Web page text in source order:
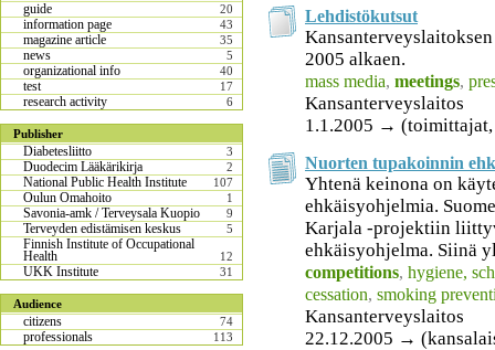
guide 20
information page 43
magazine article 35
news 5
organizational info 40
test 17
research activity 6
Publisher
Diabetesliitto 3
Duodecim Lääkärikirja 2
National Public Health Institute 107
Oulun Omahoito 1
Savonia-amk / Terveysala Kuopio 9
Terveyden edistämisen keskus 5
Finnish Institute of Occupational
Health 12
UKK Institute 31
Audience
citizens 74
professionals 113
Lehdistökutsut
2005 alkaen.
mass media, meetings,
Kansanterveyslaitos
1.1.2005 →
Nuorten tupakoinnin
Yhtenä keinona on
ehkäisyohjelmia.
Karjala -projektiin
ehkäisyohjelma. Siinä
competitions, hygiene,
cessation, smoking
Kansanterveyslaitos
22.12.2005 →